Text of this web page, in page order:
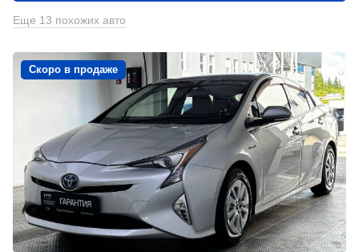
Еще 13 похожих авто
Скоро в продаже